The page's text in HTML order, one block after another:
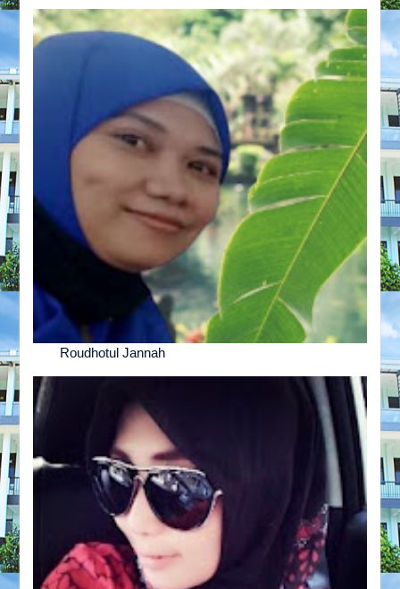
Roudhotul Jannah